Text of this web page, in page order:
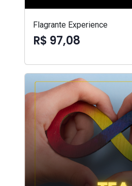
Flagrante Experience
R$ 97,08